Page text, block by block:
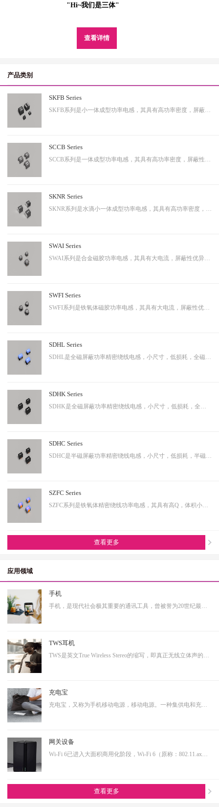
"Hi~我们是三体"
查看详情
产品类别
SKFB Series
SKFB系列是小一体成型功率电感，其具有高功率密度，屏蔽性出色等特性，适用于中大功率。
SCCB Series
SCCB系列是一体成型功率电感，其具有高功率密度，屏蔽性出色等特性，适用于中大功率。
SKNR Series
SKNR系列是水滴小一体成型功率电感，其具有高功率密度，屏蔽性出色等特性，适用于中大功率。
SWAI Series
SWAI系列是合金磁胶功率电感，其具有大电流，屏蔽性优异等特性，应用广泛。
SWFI Series
SWFI系列是铁氧体磁胶功率电感，其具有大电流，屏蔽性优异，性价比高等特性，应用广泛。
SDHL Series
SDHL是全磁屏蔽功率精密绕线电感，小尺寸，低损耗，全磁屏蔽等特点，适用于小型化终端产品。
SDHK Series
SDHK是全磁屏蔽功率精密绕线电感，小尺寸，低损耗，全磁屏蔽等特点，适用于小型化终端产品。
SDHC Series
SDHC是半磁屏蔽功率精密绕线电感，小尺寸，低损耗，半磁屏蔽等特点，适用于小型化终端产品。
SZFC Series
SZFC系列是铁氧体精密绕线功率电感，其具有高Q，体积小，电流大等特性。适用于小型化产品。
查看更多
应用领域
手机
手机，是现代社会极其重要的通讯工具，曾被誉为20世纪最伟大的发明之一。从早期的大哥大，到功能手机，到现在的智能手机，通讯制式不断升级，功能也越来越多样化。而正是因为其具有相当多样化的功能，使得其具有相当大的延展性，即可以演变成诸多其他产品形态的终端产品。…
TWS耳机
TWS是英文True Wireless Stereo的缩写，即真正无线立体声的意思，TWS技术同样也是基于蓝牙芯片技术的发展。按其工作原理来说是指手机通过连接主耳机，再由主耳机通过无线方式快速连接副耳机，实现真正的蓝牙左右声道无线分离使用。不连接从音箱时，主音箱回到单声道音质。…
充电宝
充电宝，又称为手机移动电源，移动电源。一种集供电和充电功能于一体的便携式充电器，可以给手机等数码设备随时随地充电或待机供电。随着移动产品的大量普及，以及移动设备的功能多样化，其用电需求也是越来越大，随身携带一个充电宝变为了常态，同时共享充电宝这个行业也…
网关设备
Wi-Fi 6已进入大面积商用化阶段，Wi-Fi 6（原称：802.11.ax）即第六代无线网络技术，提升更高的带宽，降低延时，连接用户数量提升明显。从IoT大布局的角度看，Wi-Fi 6在其中扮演着尤为重要的角色，也是高端技术的产物，内部有非常多的电源转换单元，亦需要搭配大电流功率…
查看更多